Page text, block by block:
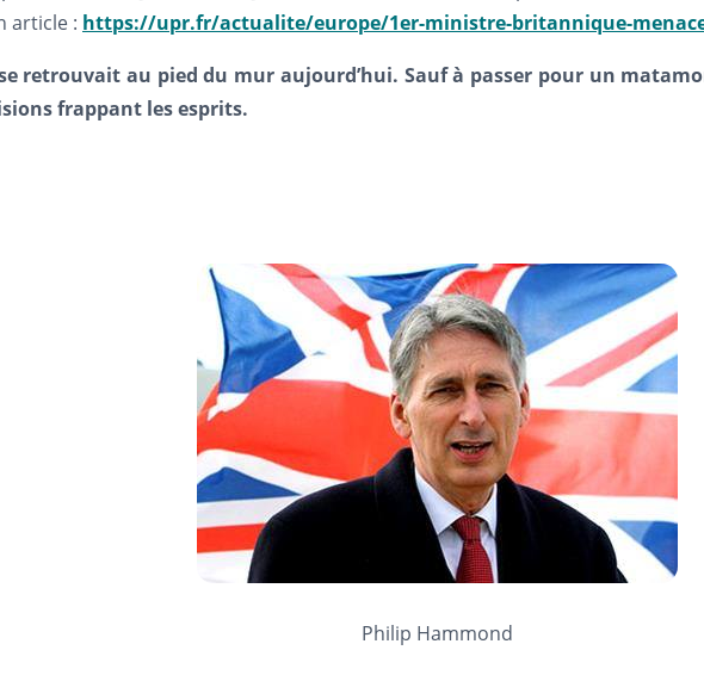
article : https://upr.fr/actualite/europe/1er-ministre-britannique-
se retrouvait au pied du mur aujourd’hui. Sauf à passer pour un
frappant les esprits.
Philip Hammond